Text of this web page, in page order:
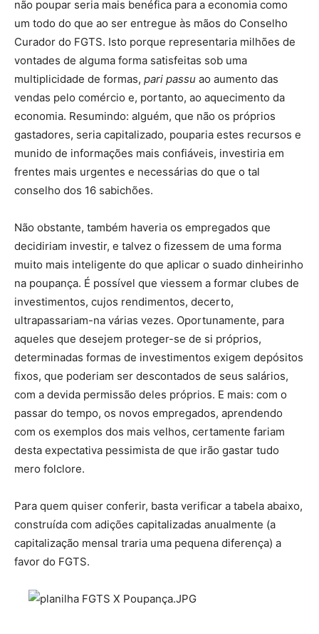
não poupar seria mais benéfica para a economia como
um todo do que ao ser entregue às mãos do Conselho
Curador do FGTS. Isto porque representaria milhões de
vontades de alguma forma satisfeitas sob uma
multiplicidade de formas, pari passu ao aumento das
vendas pelo comércio e, portanto, ao aquecimento da
economia. Resumindo: alguém, que não os próprios
gastadores, seria capitalizado, pouparia estes recursos e
munido de informações mais confiáveis, investiria em
frentes mais urgentes e necessárias do que o tal
conselho dos 16 sabichões.
Não obstante, também haveria os empregados que
decidiriam investir, e talvez o fizessem de uma forma
muito mais inteligente do que aplicar o suado dinheirinho
na poupança. É possível que viessem a formar clubes de
investimentos, cujos rendimentos, decerto,
ultrapassariam-na várias vezes. Oportunamente, para
aqueles que desejem proteger-se de si próprios,
determinadas formas de investimentos exigem depósitos
fixos, que poderiam ser descontados de seus salários,
com a devida permissão deles próprios. E mais: com o
passar do tempo, os novos empregados, aprendendo
com os exemplos dos mais velhos, certamente fariam
desta expectativa pessimista de que irão gastar tudo
mero folclore.
Para quem quiser conferir, basta verificar a tabela abaixo,
construída com adições capitalizadas anualmente (a
capitalização mensal traria uma pequena diferença) a
favor do FGTS.